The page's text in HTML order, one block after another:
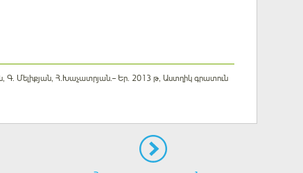
Մելիքյան, Հ.Խաչատրյան.– Եր. 2013 թ, Աստղիկ գրատուն